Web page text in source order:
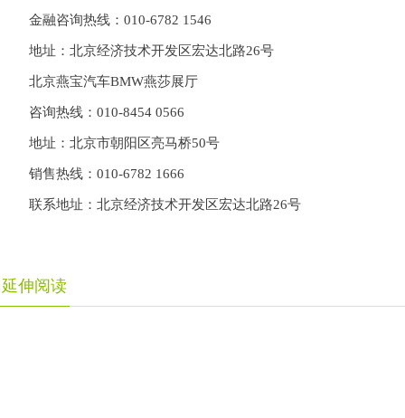
金融咨询热线： 010-6782 1546
地址：北京经济技术开发区宏达北路26号
北京燕宝汽车BMW燕莎展厅
咨询热线： 010-8454 0566
地址：北京市朝阳区亮马桥50号
销售热线： 010-6782 1666
联系地址：北京经济技术开发区宏达北路26号
延伸阅读